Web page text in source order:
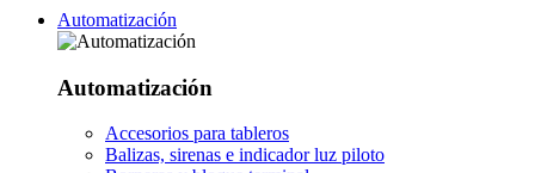
Automatización
Automatización
Accesorios para tableros
Balizas, sirenas e indicador luz piloto